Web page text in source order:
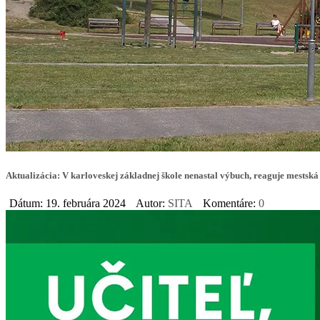
Aktualizácia: V karloveskej základnej škole nenastal výbuch, reaguje
Dátum: 19. februára 2024 Autor: SITA Komentáre: 0